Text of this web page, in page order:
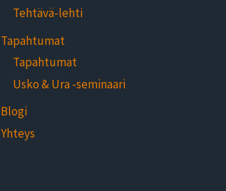
Tehtävä-lehti
Tapahtumat
Tapahtumat
Usko & Ura -seminaari
Blogi
Yhteys